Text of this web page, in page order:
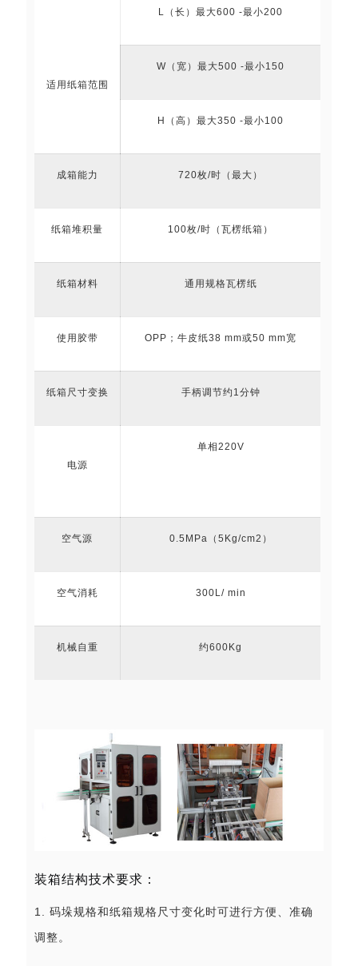
适用纸箱范围
L（长）最大600 -最小200
W（宽）最大500 -最小150
H（高）最大350 -最小100
成箱能力 720枚/时（最大）
纸箱堆积量 100枚/时（瓦楞纸箱）
纸箱材料 通用规格瓦楞纸
使用胶带 OPP；牛皮纸38 mm或50 mm宽
纸箱尺寸变换 手柄调节约1分钟
电源
单相220V
空气源 0.5MPa（5Kg/cm2）
空气消耗 300L/ min
机械自重 约600Kg
装箱结构技术要求：
1. 码垛规格和纸箱规格尺寸变化时可进行方便、准确
调整。